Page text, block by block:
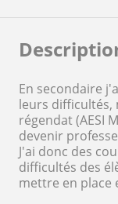
En secondaire
leurs difficultés,
régendat (AESI
devenir
J'ai donc des
difficultés des
mettre en place